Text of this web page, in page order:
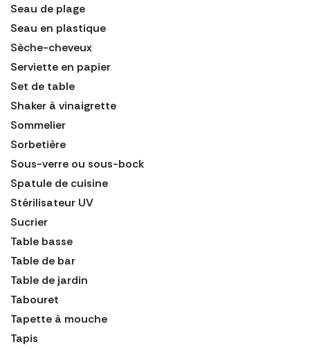
Seau de plage
Seau en plastique
Sèche-cheveux
Serviette en papier
Set de table
Shaker à vinaigrette
Sommelier
Sorbetière
Sous-verre ou sous-bock
Spatule de cuisine
Stérilisateur UV
Sucrier
Table basse
Table de bar
Table de jardin
Tabouret
Tapette à mouche
Tapis